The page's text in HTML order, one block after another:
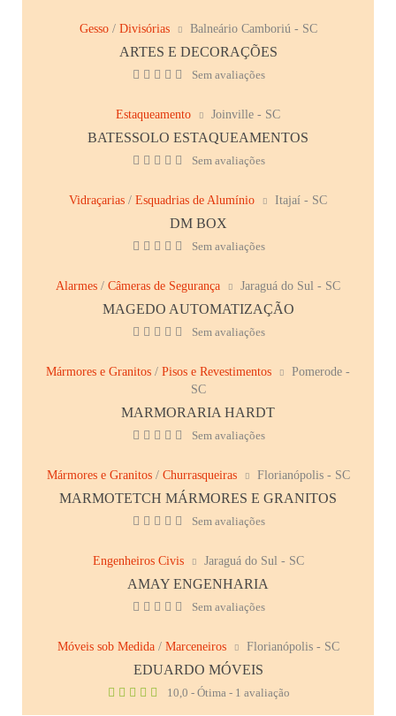
Gesso/ Divisórias Balneário Camboriú - SC
ARTES E DECORAÇÕES
Sem avaliações
Estaqueamento Joinville - SC
BATESSOLO ESTAQUEAMENTOS
Sem avaliações
Vidraçarias / Esquadrias de Alumínio Itajaí - SC
DM BOX
Sem avaliações
Alarmes / Câmeras de Segurança Jaraguá do Sul - SC
MAGEDO AUTOMATIZAÇÃO
Sem avaliações
Mármores e Granitos / Pisos e Revestimentos
Pomerode -
SC
MARMORARIA HARDT
Sem avaliações
Mármores e Granitos/ Churrasqueiras Florianópolis - SC
MARMOTETCH MÁRMORES E GRANITOS
Sem avaliações
Engenheiros Civis Jaraguá do Sul - SC
AMAY ENGENHARIA
Sem avaliações
Móveis sob Medida/ Marceneiros Florianópolis - SC
EDUARDO MÓVEIS
10,0 - Ótima - 1 avaliação